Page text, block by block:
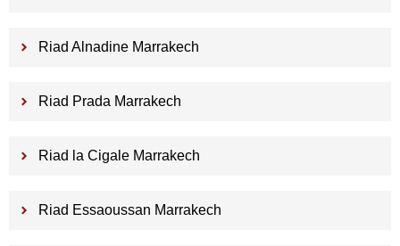
Riad Alnadine Marrakech
Riad Prada Marrakech
Riad la Cigale Marrakech
Riad Essaoussan Marrakech